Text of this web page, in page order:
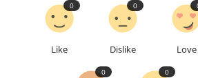
Like
0
Dislike
0
Love
0 0